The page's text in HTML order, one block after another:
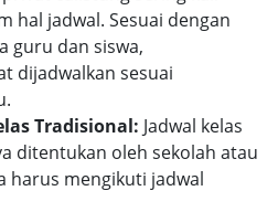
hal jadwal. Sesuai dengan
guru dan siswa,
dijadwalkan sesuai
Tradisional: Jadwal kelas
ditentukan oleh sekolah atau
harus mengikuti jadwal